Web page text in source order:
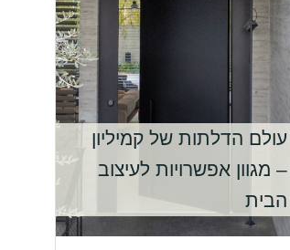
עולם הדלתות של קמיליון
– מגוון אפשרויות לעיצוב
הבית